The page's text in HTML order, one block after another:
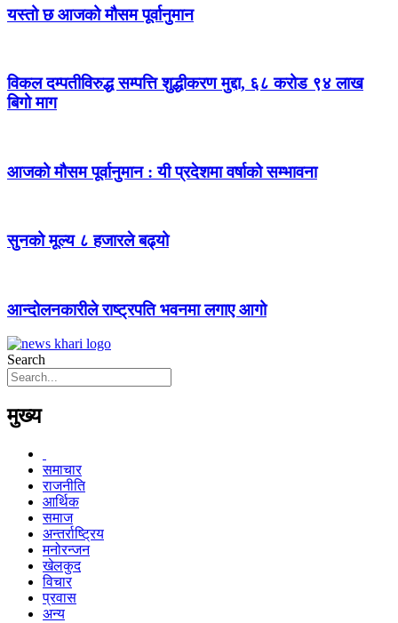
यस्तो छ आजको मौसम पूर्वानुमान
विकल दम्पतीविरुद्ध सम्पत्ति शुद्धीकरण मुद्दा, ६८ करोड ९४ लाख
बिगो माग
आजको मौसम पूर्वानुमान : यी प्रदेशमा वर्षाको सम्भावना
सुनको मूल्य ८ हजारले बढ्यो
आन्दोलनकारीले राष्ट्रपति भवनमा लगाए आगो
Search
मुख्य
समाचार
राजनीति
आर्थिक
समाज
अन्तर्राष्ट्रिय
मनोरन्जन
खेलकुद
विचार
प्रवास
अन्य